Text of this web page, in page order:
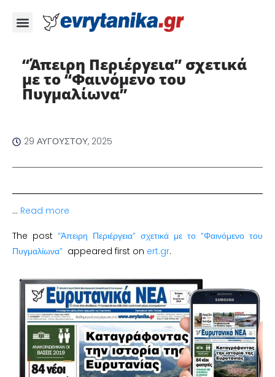
“Άπειρη Περιέργεια” σχετικά
με το “Φαινόμενο του
Πυγμαλίωνα”
29 ΑΥΓΟΎΣΤΟΥ, 2025
… Read more
The post “Άπειρη Περιέργεια” σχετικά με το “Φαινόμενο του
Πυγμαλίωνα” appeared first on ert.gr.